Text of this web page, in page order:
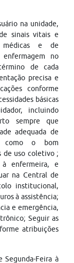
na unidade,
sinais vitais e
médicas e de
no
de cada
precisa e
conforme
básicas
incluindo
sempre que
adequada de
como o bom
de uso coletivo ;
enfermeira, e
na Central de
institucional,
à assistência;
e emergência,
Seguir as
atribuições
Segunda-Feira à